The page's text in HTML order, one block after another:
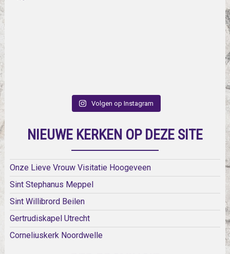
Volgen op Instagram
NIEUWE KERKEN OP DEZE SITE
Onze Lieve Vrouw Visitatie Hoogeveen
Sint Stephanus Meppel
Sint Willibrord Beilen
Gertrudiskapel Utrecht
Corneliuskerk Noordwelle